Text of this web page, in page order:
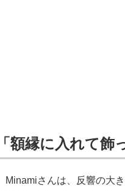
「額縁に入れて飾
Minamiさんは、反響の大